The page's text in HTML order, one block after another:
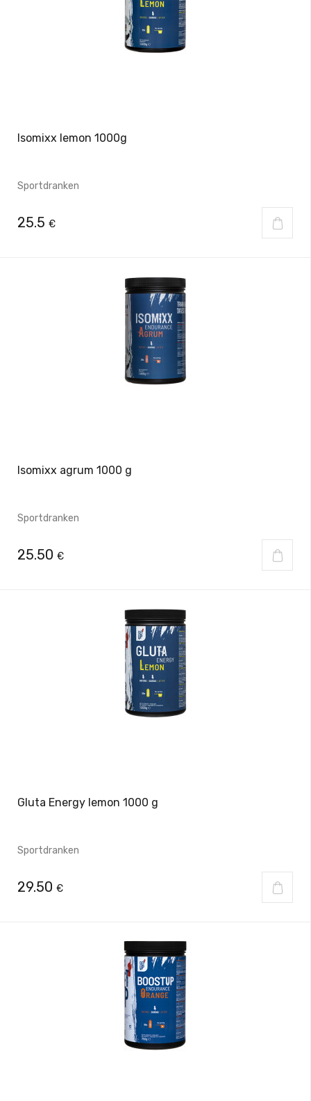
Isomixx lemon 1000g
Sportdranken
25.5 €
Isomixx agrum 1000 g
Sportdranken
25.50 €
Gluta Energy lemon 1000 g
Sportdranken
29.50 €